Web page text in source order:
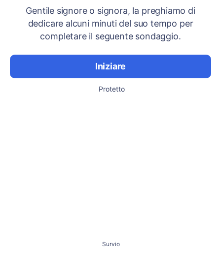
Gentile signore o signora, la preghiamo di
dedicare alcuni minuti del suo tempo per
completare il seguente sondaggio.
Iniziare
Protetto
Survio